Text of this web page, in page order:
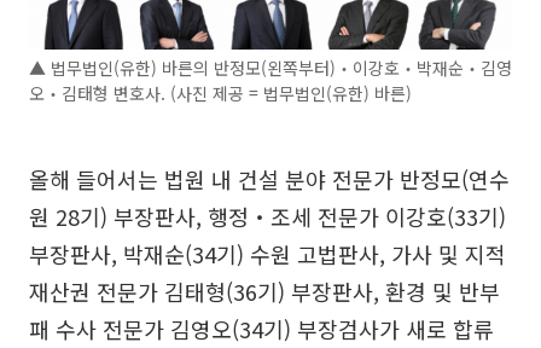
▲ 법무법인(유한) 바른의 반정모(왼쪽부터)‧이강호‧박재순‧김영
오‧김태형 변호사. (사진 제공 = 법무법인(유한) 바른)
올해 들어서는 법원 내 건설 분야 전문가 반정모(연수
원 28기) 부장판사, 행정‧조세 전문가 이강호(33기)
부장판사, 박재순(34기) 수원 고법판사, 가사 및 지적
재산권 전문가 김태형(36기) 부장판사, 환경 및 반부
패 수사 전문가 김영오(34기) 부장검사가 새로 합류